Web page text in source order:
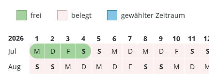
frei belegt gewählter Zeitraum
2026 1 2 3 4 5 6 7 8 9 10 11
12
M
D F S S M D M D F S
S
S
S M D M D F S S M D
M